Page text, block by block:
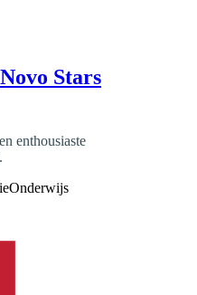
Stars
enthousiaste
Onderwijs